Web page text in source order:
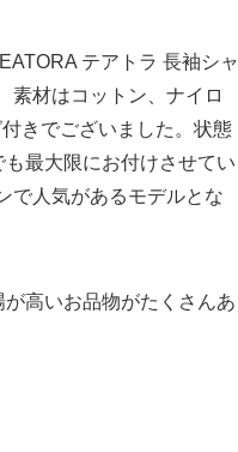
テアトラ 長袖シャ
素材はコットン、ナイロ
きでございました。状態
最大限にお付けさせてい
で人気があるモデルとな
高いお品物がたくさんあ